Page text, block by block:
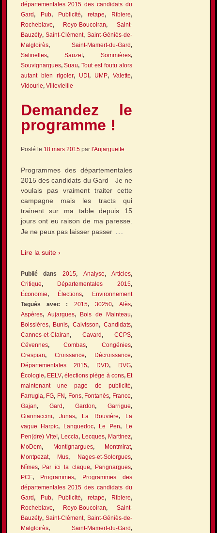
départementales 2015 des candidats du
Gard, Pub, Publicité,retape, Ribiere,
Rocheblave, Royo-Boucoiran,Saint-
Bauzély,Saint-Clément,Saint-Géniès-de-
Malgloirès,Saint-Mamert-du-Gard,
Salinelles,Sauzet,Sommières,
Souvignargues,Suau,Tout est foutu alors
autant bien rigoler, UDI , UMP,Valette,
Vidourle, Villevieille
Demandez le
programme !
Posté le 18 mars 2015par l'Aujarguette
Programmes des départementales
2015 des candidats du Gard Je ne
voulais pas vraiment traiter cette
campagne mais les tracts qui
trainent sur ma table depuis 15
jours ont eu raison de ma paresse.
Je ne peux pas laisser passer …
Lire la suite ›
Publié dans 2015, Analyse,Articles,
Critique, Départementales 2015,
Économie, Élections, Environnement
Tagués avec : 2015, 30250,Alès,
Aspères,Aujargues, Bois de Mainteau,
Boissières, Bunis,Calvisson,Candidats,
Cannes-et-Clairan, Cavard,CCPS,
Cévennes,Combas,Congénies,
Crespian, Croissance, Décroissance,
Départementales 2015, DVD, DVG,
Écologie, EELV,élections piège à cons, Et
maintenant une page de publicité,
Farrugia, FG, FN, Fons, Fontanès, France,
Gajan, Gard, Gardon,Garrigue,
Giannaccini, Junas, La Rouvière, La
vague Harpic, Languedoc, Le Pen, Le
Pen(dre) Vite!, Leccia, Lecques, Martinez,
MoDem, Montignargues, Montmirat,
Montpezat, Mus, Nages-et-Solorgues,
Nîmes, Par ici la claque, Parignargues,
PCF, Programmes, Programmes des
départementales 2015 des candidats du
Gard, Pub, Publicité,retape, Ribiere,
Rocheblave, Royo-Boucoiran,Saint-
Bauzély,Saint-Clément,Saint-Géniès-de-
Malgloirès,Saint-Mamert-du-Gard,